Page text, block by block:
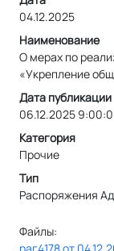
04.12.2025
Наименование
О мерах по
«Укрепление
Дата публикации
06.12.2025
Категория
Прочие
Тип
Распоряжения
Файлы: